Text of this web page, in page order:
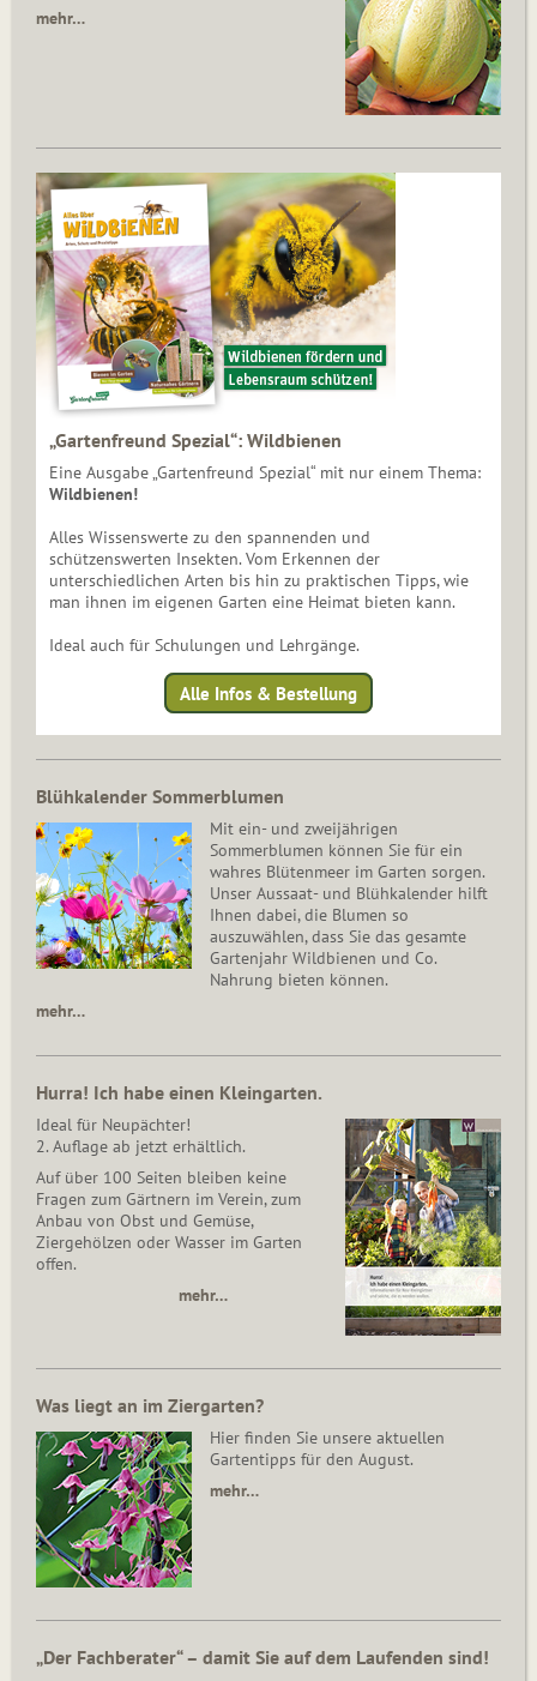
mehr…
„Gartenfreund Spezial“: Wildbienen
Eine Ausgabe „Gartenfreund Spezial“ mit nur einem Thema:
Wildbienen!
Alles Wissenswerte zu den spannenden und
schützenswerten Insekten. Vom Erkennen der
unterschiedlichen Arten bis hin zu praktischen Tipps, wie
man ihnen im eigenen Garten eine Heimat bieten kann.
Ideal auch für Schulungen und Lehrgänge.
Alle Infos & Bestellung
Blühkalender Sommerblumen
Mit ein- und zweijährigen
Sommerblumen können Sie für ein
wahres Blütenmeer im Garten sorgen.
Unser Aussaat- und Blühkalender hilft
Ihnen dabei, die Blumen so
auszuwählen, dass Sie das gesamte
Gartenjahr Wildbienen und Co.
Nahrung bieten können.
mehr…
Hurra! Ich habe einen Kleingarten.
Ideal für Neupächter!
2. Auflage ab jetzt erhältlich.
Auf über 100 Seiten bleiben keine
Fragen zum Gärtnern im Verein, zum
Anbau von Obst und Gemüse,
Ziergehölzen oder Wasser im Garten
offen.
mehr…
Was liegt an im Ziergarten?
Hier finden Sie unsere aktuellen
Gartentipps für den August.
mehr…
„Der Fachberater“ – damit Sie auf dem Laufenden sind!